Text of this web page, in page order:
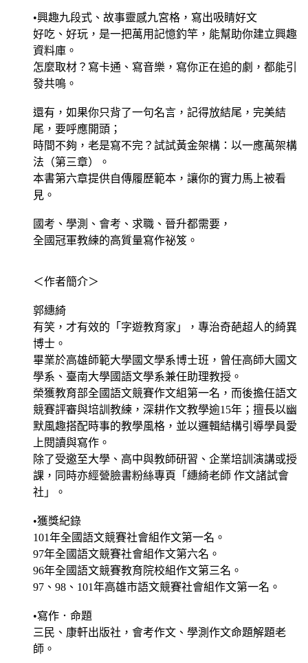
•興趣九段式、故事靈感九宮格，寫出吸睛好文
好吃、好玩，是一把萬用記憶釣竿，能幫助你建立興趣
資料庫。
怎麼取材？寫卡通、寫音樂，寫你正在追的劇，都能引
發共鳴。
還有，如果你只背了一句名言，記得放結尾，完美結
尾，要呼應開頭；
時間不夠，老是寫不完？試試黃金架構：以一應萬架構
法（第三章）。
本書第六章提供自傳履歷範本，讓你的實力馬上被看
見。
國考、學測、會考、求職、晉升都需要，
全國冠軍教練的高質量寫作祕笈。
＜作者簡介＞
郭繐綺
有笑，才有效的「字遊教育家」，專治奇葩超人的綺異
博士。
畢業於高雄師範大學國文學系博士班，曾任高師大國文
學系、臺南大學國語文學系兼任助理教授。
榮獲教育部全國語文競賽作文組第一名，而後擔任語文
競賽評審與培訓教練，深耕作文教學逾15年；擅長以幽
默風趣搭配時事的教學風格，並以邏輯結構引導學員愛
上閱讀與寫作。
除了受邀至大學、高中與教師研習、企業培訓演講或授
課，同時亦經營臉書粉絲專頁「繐綺老師 作文諸試會
社」。
•獲獎紀錄
101年全國語文競賽社會組作文第一名。
97年全國語文競賽社會組作文第六名。
96年全國語文競賽教育院校組作文第三名。
97、98、101年高雄市語文競賽社會組作文第一名。
•寫作．命題
三民、康軒出版社，會考作文、學測作文命題解題老
師。